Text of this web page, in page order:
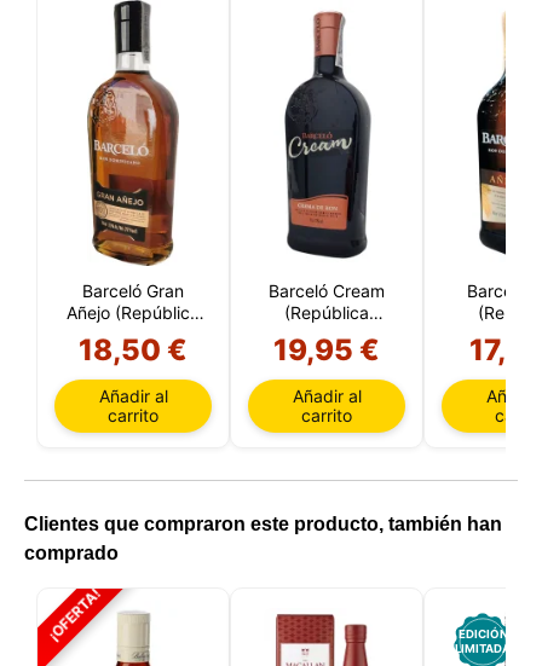
Barceló Gran
Añejo (República
Dominicana)
18,50 €
Añadir al
carrito
Barceló Cream
(República
Dominicana)
19,95 €
Añadir al
carrito
Barceló
Añadir
Clientes que compraron este producto, también han
comprado
¡OFERTA!
EDICIÓN
LIMITADA